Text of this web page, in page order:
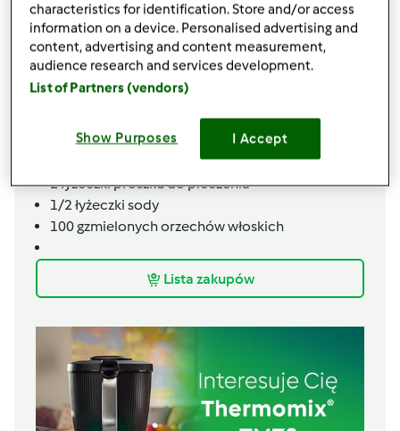
150gbiałej czekolady
5jajek
125gcukru
2łyżki rumu
1/2łyżeczki kardamonu lub 1-2 łyżeczki
270 ml oleju słonecznikowego
200 g startego korzenia piertuszki
2łyżeczkiproszku do pieczenia
1/2 łyżeczki sody
100gzmielonych orzechów włoskich
Lista zakupów
characteristics for identification. Store and/or access
information on a device. Personalised advertising and
content, advertising and content measurement,
audience research and services development.
List of Partners (vendors)
Show Purposes I Accept